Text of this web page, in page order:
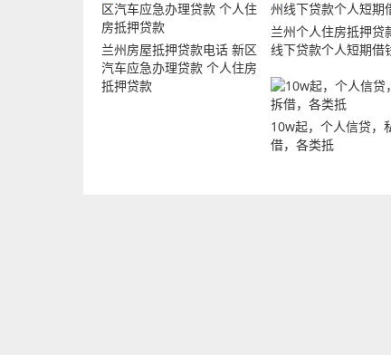
兰州房屋抵押贷款电话 新区
汽车应急办理贷款 个人住房
抵押贷款
兰州个人住房抵押贷
线下贷款个人短期借
10w起，个人信贷，
借，各类抵